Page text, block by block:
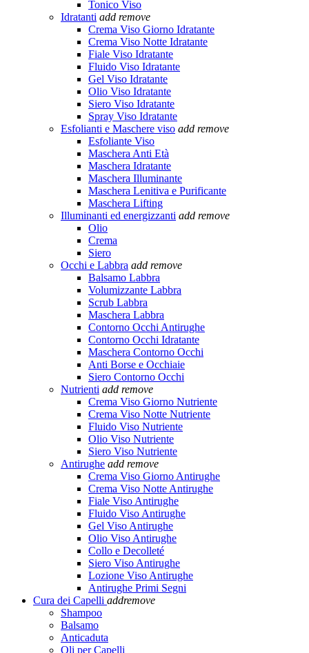
Tonico Viso
Idratanti add remove
Crema Viso Giorno Idratante
Crema Viso Notte Idratante
Fiale Viso Idratante
Fluido Viso Idratante
Gel Viso Idratante
Olio Viso Idratante
Siero Viso Idratante
Spray Viso Idratante
Esfolianti e Maschere viso add remove
Esfoliante Viso
Maschera Anti Età
Maschera Idratante
Maschera Illuminante
Maschera Lenitiva e Purificante
Maschera Lifting
Illuminanti ed energizzanti add remove
Olio
Crema
Siero
Occhi e Labbra add remove
Balsamo Labbra
Volumizzante Labbra
Scrub Labbra
Maschera Labbra
Contorno Occhi Antirughe
Contorno Occhi Idratante
Maschera Contorno Occhi
Anti Borse e Occhiaie
Siero Contorno Occhi
Nutrienti add remove
Crema Viso Giorno Nutriente
Crema Viso Notte Nutriente
Fluido Viso Nutriente
Olio Viso Nutriente
Siero Viso Nutriente
Antirughe add remove
Crema Viso Giorno Antirughe
Crema Viso Notte Antirughe
Fiale Viso Antirughe
Fluido Viso Antirughe
Gel Viso Antirughe
Olio Viso Antirughe
Collo e Decolleté
Siero Viso Antirughe
Lozione Viso Antirughe
Antirughe Primi Segni
Cura dei Capelli addremove
Shampoo
Balsamo
Anticaduta
Oli per Capelli